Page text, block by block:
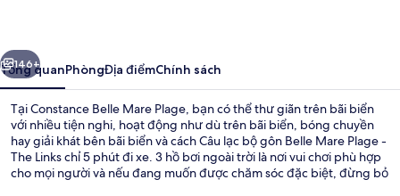
Tiếp
146+
Tổng quanPhòngĐịa điểmChính sách
Tại Constance Belle Mare Plage, bạn có thể thư giãn trên bãi biển
với nhiều tiện nghi, hoạt động như dù trên bãi biển, bóng chuyền
hay giải khát bên bãi biển và cách Câu lạc bộ gôn Belle Mare Plage -
The Links chỉ 5 phút đi xe. 3 hồ bơi ngoài trời là nơi vui chơi phù hợp
cho mọi người và nếu đang muốn được chăm sóc đặc biệt, đừng bỏ